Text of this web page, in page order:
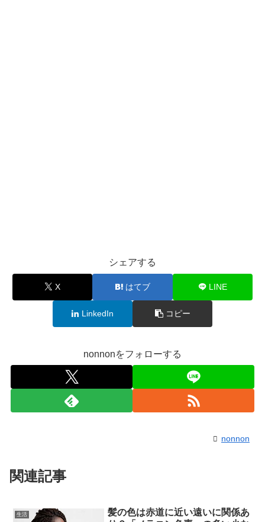
シェアする
X はてブ LINE
LinkedIn コピー
nonnonをフォローする
nonnon
関連記事
生活
髪の色は赤道に近い遠いに関係あ